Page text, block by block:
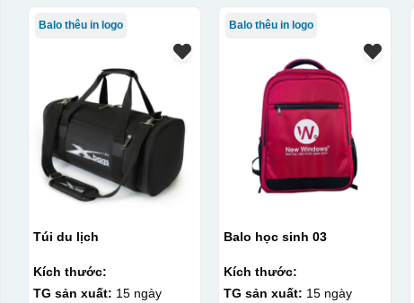
Balo thêu in logo
Túi du lịch
Kích thước:
TG sản xuất: 15 ngày
Balo thêu in logo
Balo học sinh 03
Kích thước:
TG sản xuất: 15 ngày